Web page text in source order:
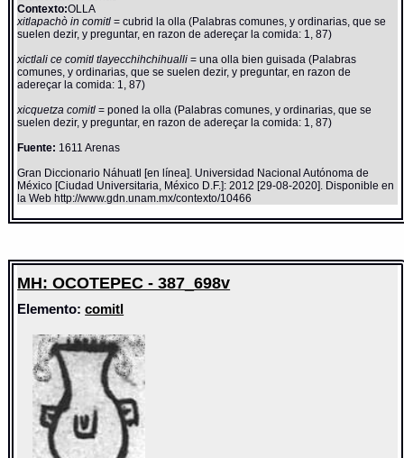
Contexto:OLLA
xitlapachò in comitl= cubrid la olla (Palabras comunes, y ordinarias, que se
suelen dezir, y preguntar, en razon de adereçar la comida: 1, 87)
xictlali ce comitl tlayecchihchihualli= una olla bien guisada (Palabras
comunes, y ordinarias, que se suelen dezir, y preguntar, en razon de
adereçar la comida: 1, 87)
xicquetza comitl= poned la olla (Palabras comunes, y ordinarias, que se
suelen dezir, y preguntar, en razon de adereçar la comida: 1, 87)
Fuente: 1611 Arenas
Gran Diccionario Náhuatl [en línea]. Universidad Nacional Autónoma de
México [Ciudad Universitaria, México D.F.]: 2012 [29-08-2020]. Disponible en
la Web http://www.gdn.unam.mx/contexto/10466
MH: OCOTEPEC - 387_698v
Elemento:comitl